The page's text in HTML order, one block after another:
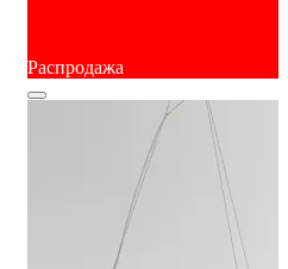
Распродажа